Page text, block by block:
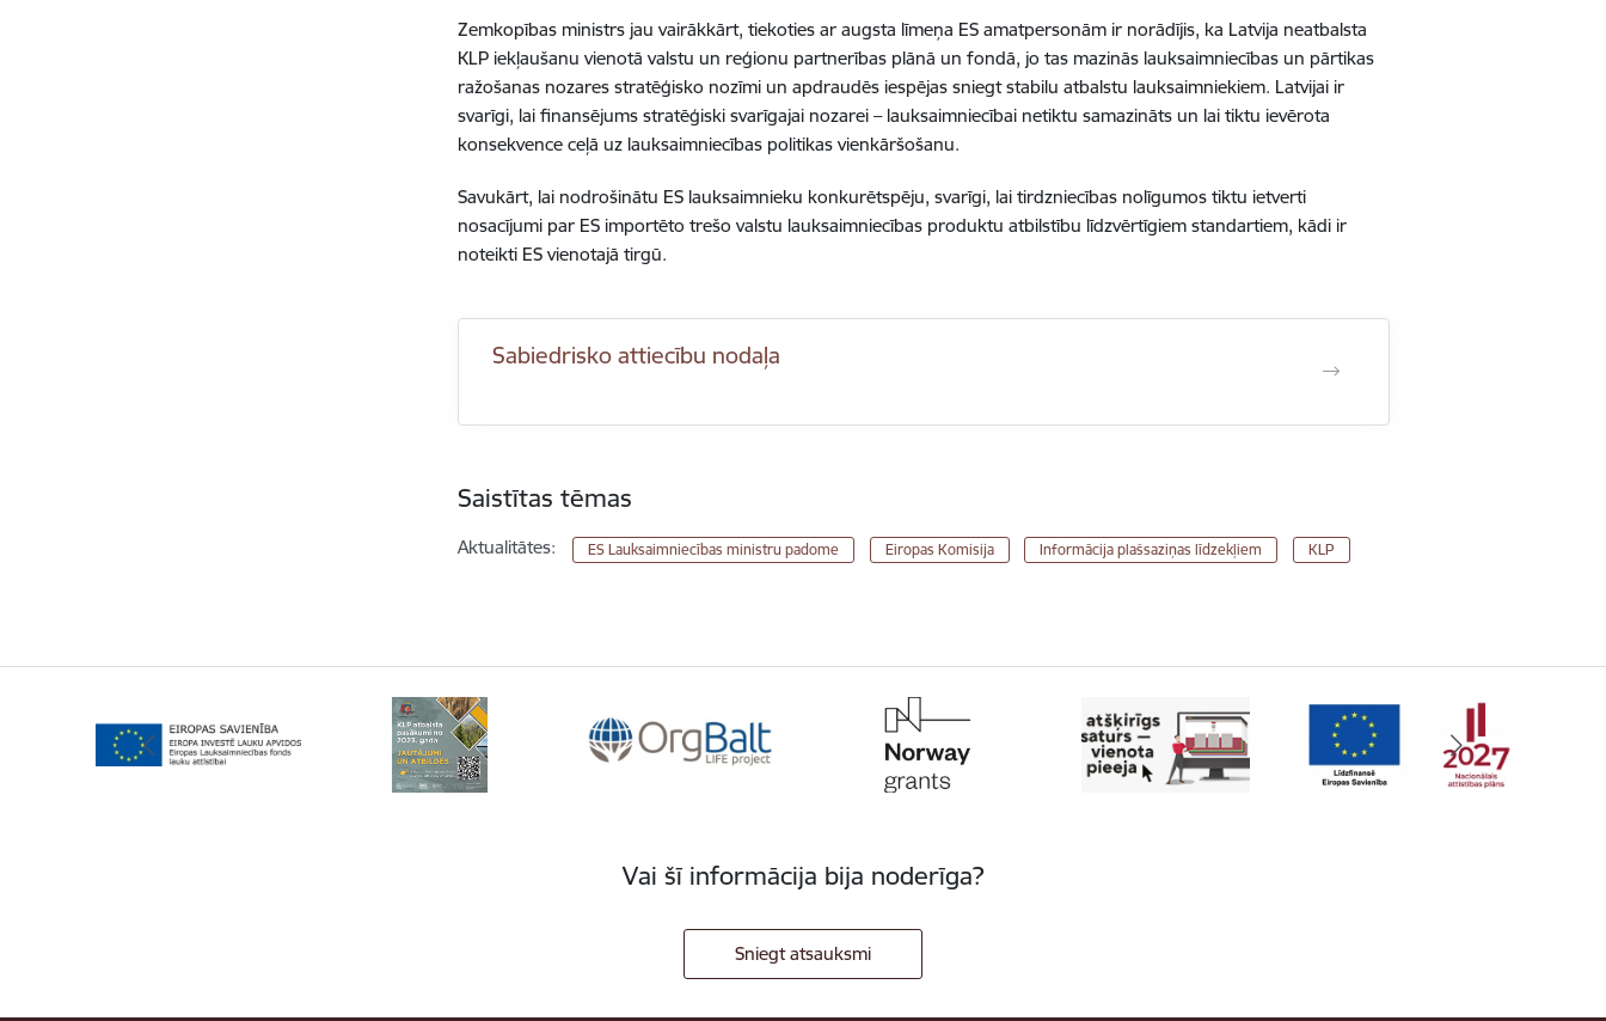
Zemkopības ministrs jau vairākkārt, tiekoties ar augsta līmeņa ES amatpersonām ir norādījis, ka Latvija neatbalsta
KLP iekļaušanu vienotā valstu un reģionu partnerības plānā un fondā, jo tas mazinās lauksaimniecības un pārtikas
ražošanas nozares stratēģisko nozīmi un apdraudēs iespējas sniegt stabilu atbalstu lauksaimniekiem. Latvijai ir
svarīgi, lai finansējums stratēģiski svarīgajai nozarei – lauksaimniecībai netiktu samazināts un lai tiktu ievērota
konsekvence ceļā uz lauksaimniecības politikas vienkāršošanu.
Savukārt, lai nodrošinātu ES lauksaimnieku konkurētspēju, svarīgi, lai tirdzniecības nolīgumos tiktu ietverti
nosacījumi par ES importēto trešo valstu lauksaimniecības produktu atbilstību līdzvērtīgiem standartiem, kādi ir
noteikti ES vienotajā tirgū.
Sabiedrisko attiecību nodaļa
Saistītas tēmas
Aktualitātes: ES Lauksaimniecības ministru padome Eiropas Komisija Informācija plašsaziņas līdzekļiem KLP
Vai šī informācija bija noderīga?
Sniegt atsauksmi